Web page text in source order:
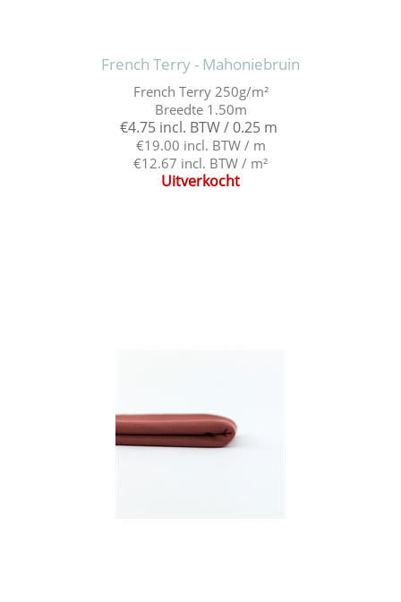
French Terry - Mahoniebruin
French Terry 250g/m²
Breedte 1.50m
€4.75 incl. BTW / 0.25 m
€19.00 incl. BTW / m
€12.67 incl. BTW / m²
Uitverkocht